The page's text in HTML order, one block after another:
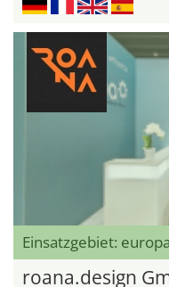
Einsatzgebiet:
roana.design